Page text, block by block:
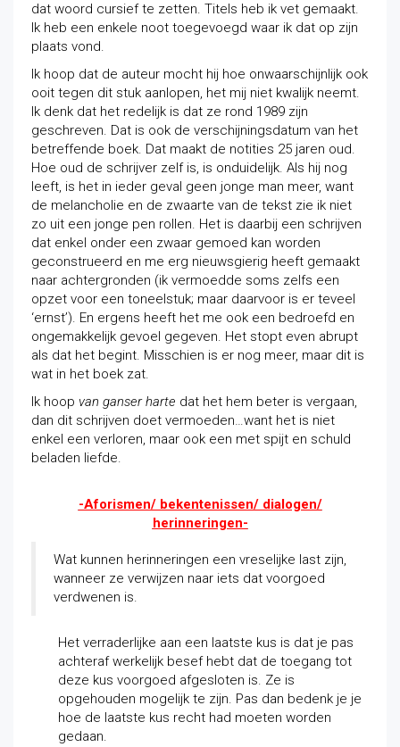
dat woord cursief te zetten. Titels heb ik vet gemaakt.
Ik heb een enkele noot toegevoegd waar ik dat op zijn
plaats vond.
Ik hoop dat de auteur mocht hij hoe onwaarschijnlijk ook
ooit tegen dit stuk aanlopen, het mij niet kwalijk neemt.
Ik denk dat het redelijk is dat ze rond 1989 zijn
geschreven. Dat is ook de verschijningsdatum van het
betreffende boek. Dat maakt de notities 25 jaren oud.
Hoe oud de schrijver zelf is, is onduidelijk. Als hij nog
leeft, is het in ieder geval geen jonge man meer, want
de melancholie en de zwaarte van de tekst zie ik niet
zo uit een jonge pen rollen. Het is daarbij een schrijven
dat enkel onder een zwaar gemoed kan worden
geconstrueerd en me erg nieuwsgierig heeft gemaakt
naar achtergronden (ik vermoedde soms zelfs een
opzet voor een toneelstuk; maar daarvoor is er teveel
‘ernst’). En ergens heeft het me ook een bedroefd en
ongemakkelijk gevoel gegeven. Het stopt even abrupt
als dat het begint. Misschien is er nog meer, maar dit is
wat in het boek zat.
Ik hoop van ganser harte dat het hem beter is vergaan,
dan dit schrijven doet vermoeden…want het is niet
enkel een verloren, maar ook een met spijt en schuld
beladen liefde.
-Aforismen/ bekentenissen/ dialogen/
herinneringen-
Wat kunnen herinneringen een vreselijke last zijn,
wanneer ze verwijzen naar iets dat voorgoed
verdwenen is.
Het verraderlijke aan een laatste kus is dat je pas
achteraf werkelijk besef hebt dat de toegang tot
deze kus voorgoed afgesloten is. Ze is
opgehouden mogelijk te zijn. Pas dan bedenk je je
hoe de laatste kus recht had moeten worden
gedaan.